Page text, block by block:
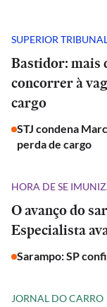
SUPERIOR
Bastidor: mais
concorrer à
cargo
STJ condena
perda de cargo
HORA DE SE
O avanço do
Especialista
Sarampo: SP
JORNAL DO CARRO